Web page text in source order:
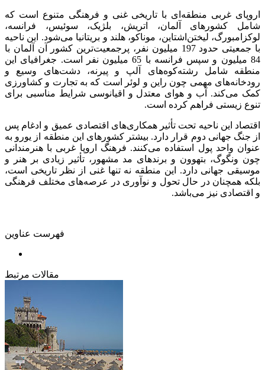
اروپای غربی منطقه‌ای با تاریخی غنی و فرهنگی متنوع است که
شامل کشورهای آلمان، اتریش، بلژیک، سوئیس، فرانسه،
لوکزامبورگ، لیختن‌اشتاین، موناکو، هلند و بریتانیا می‌شود. این ناحیه
با جمعیتی حدود 197 میلیون نفر، پرجمعیت‌ترین کشور آن آلمان با
84 میلیون و سپس فرانسه با 65 میلیون نفر است. جغرافیای این
منطقه شامل رشته‌کوه‌های آلپ و پیرنه، دشت‌های وسیع و
رودخانه‌های مهمی چون راین و لوئر است که به تجارت و کشاورزی
کمک می‌کند. آب و هوای معتدل و اقیانوسی شرایط مناسبی برای
تنوع زیستی فراهم کرده است.
اقتصاد این ناحیه تحت تأثیر همکاری‌های اقتصادی عمیق و ادغام پس
از جنگ جهانی دوم قرار دارد. بیشتر کشورهای این منطقه از یورو به
عنوان واحد پول استفاده می‌کنند. فرهنگ اروپا غربی با هنرمندانی
چون ونگوگ، بتهوون و برندهای مد مشهور، تأثیر زیادی بر هنر و
موسیقی جهانی دارد. این منطقه نه تنها غنی از نظر تاریخی است،
بلکه همچنان در حال تحول و نوآوری در عرصه‌های مختلف فرهنگی
و اقتصادی نیز می‌باشد.
فهرست عناوین
مقالات مرتبط